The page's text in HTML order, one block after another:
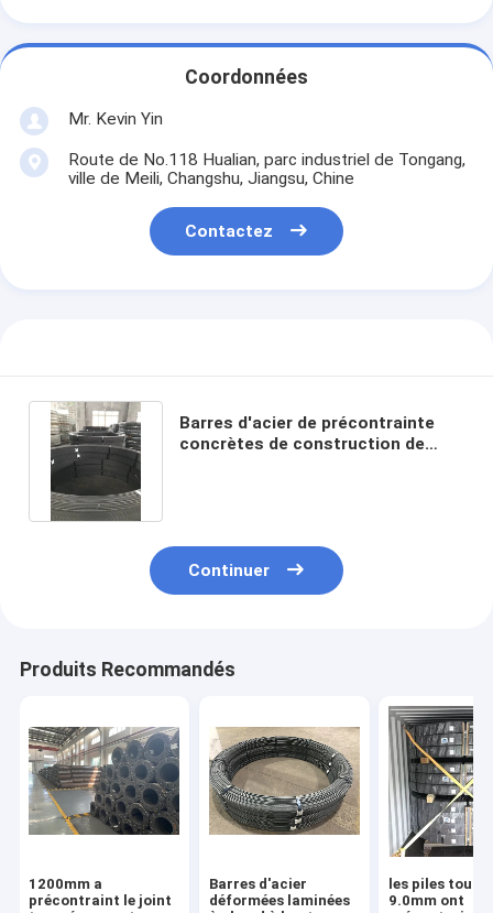
Coordonnées
Mr. Kevin Yin
Route de No.118 Hualian, parc industriel de Tongang,
ville de Meili, Changshu, Jiangsu, Chine
Contactez
Barres d'acier de précontrainte
concrètes de construction de
Continuer
Produits Recommandés
1200mm a
précontraint le joint
Barres d'acier
déformées laminées
les piles
9.0mm ont